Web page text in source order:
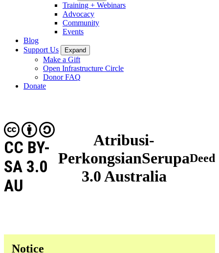
Training + Webinars
Advocacy
Community
Events
Blog
Support Us
Expand
Make a Gift
Open Infrastructure Circle
Donor FAQ
Donate
Atribusi-
PerkongsianSerupa
3.0 Australia
CC BY-
SA 3.0
AU
Deed
Notice